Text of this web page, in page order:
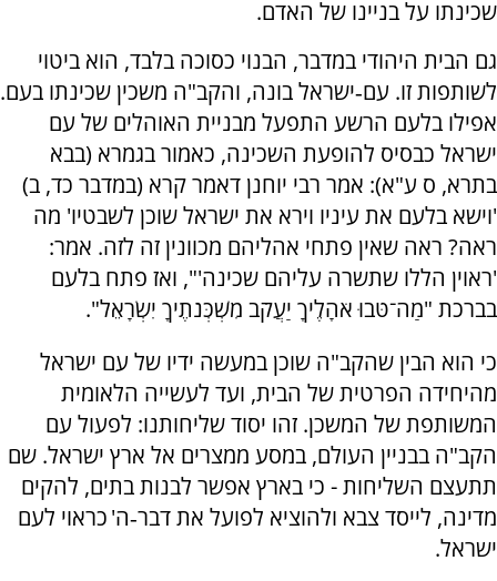
שכינתו על בניינו של האדם.
גם הבית היהודי במדבר, הבנוי כסוכה בלבד, הוא ביטוי
לשותפות זו. עם‐ישראל בונה, והקב"ה משכין שכינתו בעם.
אפילו בלעם הרשע התפעל מבניית האוהלים של עם
ישראל כבסיס להופעת השכינה, כאמור בגמרא (בבא
בתרא, ס ע"א): אמר רבי יוחנן דאמר קרא (במדבר כד, ב)
'וישא בלעם את עיניו וירא את ישראל שוכן לשבטיו' מה
ראה? ראה שאין פתחי אהליהם מכוונין זה לזה. אמר:
'ראוין הללו שתשרה עליהם שכינה'", ואז פתח בלעם
בברכת "מַה־טֹּבוּ אֹהָלֶיךָ יַעֲקֹב מִשְׁכְּנֹתֶיךָ יִשְׂרָאֵל".
כי הוא הבין שהקב"ה שוכן במעשה ידיו של עם ישראל
מהיחידה הפרטית של הבית, ועד לעשייה הלאומית
המשותפת של המשכן. זהו יסוד שליחותנו: לפעול עם
הקב"ה בבניין העולם, במסע ממצרים אל ארץ ישראל. שם
תתעצם השליחות - כי בארץ אפשר לבנות בתים, להקים
מדינה, לייסד צבא ולהוציא לפועל את דבר‐ה' כראוי לעם
ישראל.